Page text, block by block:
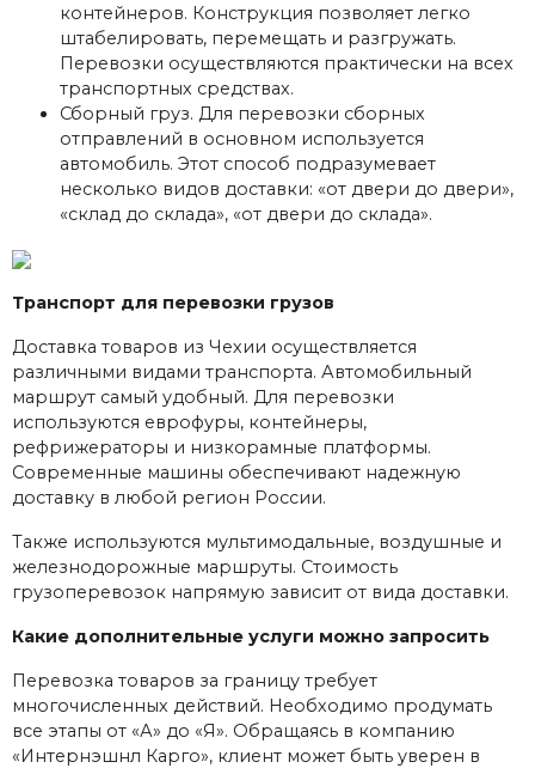
контейнеров. Конструкция позволяет легко
штабелировать, перемещать и разгружать.
Перевозки осуществляются практически на всех
транспортных средствах.
Сборный груз. Для перевозки сборных
отправлений в основном используется
автомобиль. Этот способ подразумевает
несколько видов доставки: «от двери до двери»,
«склад до склада», «от двери до склада».
Транспорт для перевозки грузов
Доставка товаров из Чехии осуществляется
различными видами транспорта. Автомобильный
маршрут самый удобный. Для перевозки
используются еврофуры, контейнеры,
рефрижераторы и низкорамные платформы.
Современные машины обеспечивают надежную
доставку в любой регион России.
Также используются мультимодальные, воздушные и
железнодорожные маршруты. Стоимость
грузоперевозок напрямую зависит от вида доставки.
Какие дополнительные услуги можно запросить
Перевозка товаров за границу требует
многочисленных действий. Необходимо продумать
все этапы от «А» до «Я». Обращаясь в компанию
«Интернэшнл Карго», клиент может быть уверен в